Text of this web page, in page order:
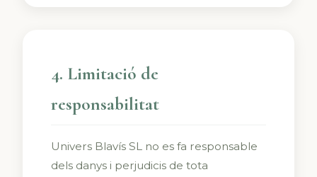
4. Limitació de
responsabilitat
Univers Blavís SL no es fa responsable
dels danys i perjudicis de tota